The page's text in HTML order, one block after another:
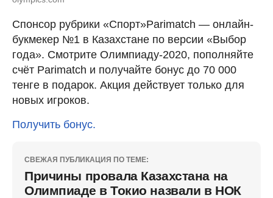
Спонсор рубрики «Спорт»Parimatch — онлайн-
букмекер №1 в Казахстане по версии «Выбор
года». Смотрите Олимпиаду-2020, пополняйте
счёт Parimatch и получайте бонус до 70 000
тенге в подарок. Акция действует только для
новых игроков.
Получить бонус.
СВЕЖАЯ ПУБЛИКАЦИЯ ПО ТЕМЕ:
Причины провала Казахстана на
Олимпиаде в Токио назвали в НОК